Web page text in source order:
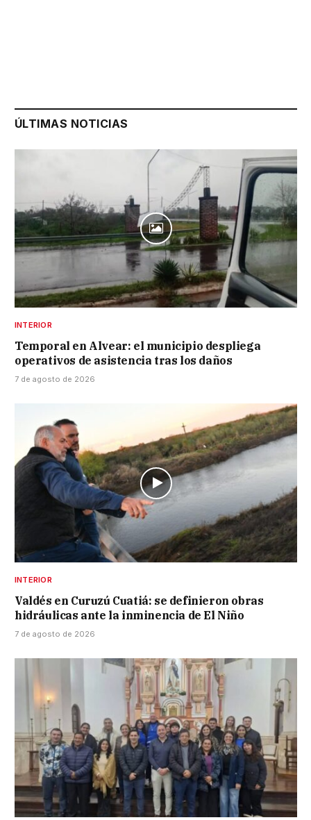
ÚLTIMAS NOTICIAS
INTERIOR
Temporal en Alvear: el municipio despliega
operativos de asistencia tras los daños
7 de agosto de 2026
INTERIOR
Valdés en Curuzú Cuatiá: se definieron obras
hidráulicas ante la inminencia de El Niño
7 de agosto de 2026